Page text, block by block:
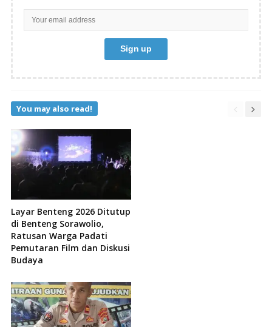
You may also read!
Layar Benteng 2026 Ditutup
di Benteng Sorawolio,
Ratusan Warga Padati
Pemutaran Film dan Diskusi
Budaya